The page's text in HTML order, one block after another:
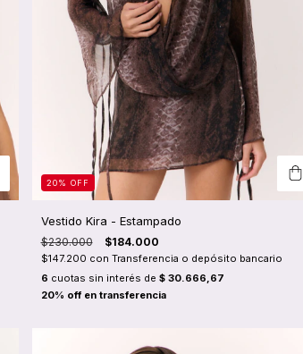
20% OFF
Vestido Kira - Estampado
$230.000 $184.000
$147.200 con Transferencia o depósito bancario
6 cuotas sin interés de $ 30.666,67